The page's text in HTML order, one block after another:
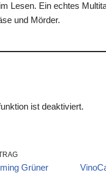
Lesen. Ein echtes
und Mörder.
ist deaktiviert.
Grüner